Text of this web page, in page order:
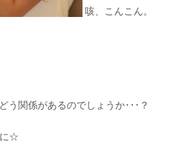
咳、こんこん。
う関係があるのでしょうか･･･？
に☆